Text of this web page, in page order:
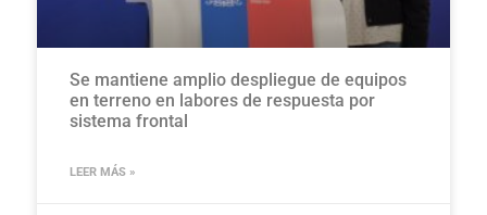
Se mantiene amplio despliegue de equipos
en terreno en labores de respuesta por
sistema frontal
LEER MÁS »